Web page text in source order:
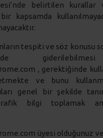
belirtilen kurallar
kapsamda
tespiti ve söz konusu
, gerektiğinde
ve bunu
genel bir şekilde
bilgi toplamak
üyesi olduğunuz